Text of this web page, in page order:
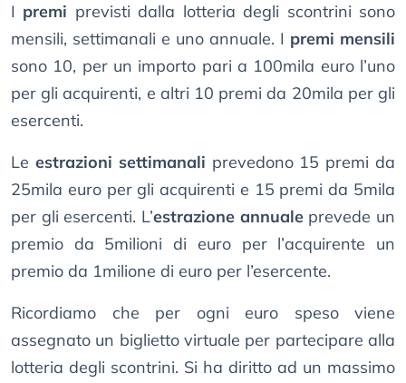
I premi previsti dalla lotteria degli scontrini sono
mensili, settimanali e uno annuale. I premi mensili
sono 10, per un importo pari a 100mila euro l’uno
per gli acquirenti, e altri 10 premi da 20mila per gli
esercenti.
Le estrazioni settimanali prevedono 15 premi da
25mila euro per gli acquirenti e 15 premi da 5mila
per gli esercenti. L’estrazione annualeprevede un
premio da 5milioni di euro per l’acquirente un
premio da 1milione di euro per l’esercente.
Ricordiamo che per ogni euro speso viene
assegnato un biglietto virtuale per partecipare alla
lotteria degli scontrini. Si ha diritto ad un massimo